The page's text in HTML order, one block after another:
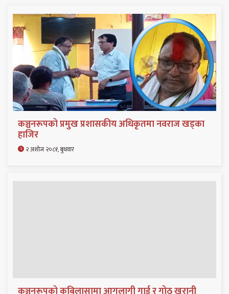
कञ्चनरूपको प्रमुख प्रशासकीय अधिकृतमा नवराज खड्का
हाजिर
२ अशोज २०८१, बुधवार